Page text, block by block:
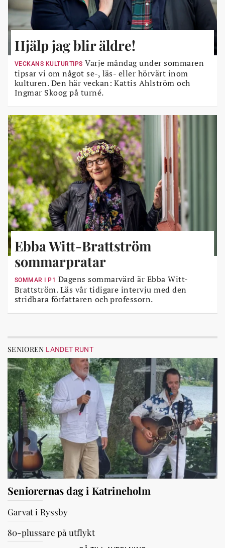
Hjälp jag blir äldre!
VECKANS KULTURTIPS Varje måndag under sommaren
tipsar vi om något se-, läs- eller hörvärt inom
kulturen. Den här veckan: Kattis Ahlström och
Ingmar Skoog på turné.
Ebba Witt-Brattström
sommarpratar
SOMMAR I P1 Dagens sommarvärd är Ebba Witt-
Brattström. Läs vår tidigare intervju med den
stridbara författaren och professorn.
SENIOREN LANDET RUNT
Seniorernas dag i Katrineholm
Garvat i Ryssby
80-plussare på utflykt